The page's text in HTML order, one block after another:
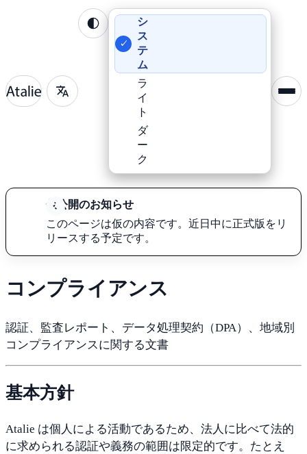
✓
シ
ス
テ
ム
ラ
イ
ト
ダ
ー
ク
仮 公開のお知らせ
このページは仮の内容です。 近日 中に正式版を リ
リースする予定です。
コンプライアンス
認証、 監査レポート、 データ処理契約（DPA）、 地域別
コンプライアンス に関する文書
基本方針
Atalie は個人 による活動であるため、 法人に比べて法的
に求め られる認証や義務の範囲は 限定的です。 たとえ